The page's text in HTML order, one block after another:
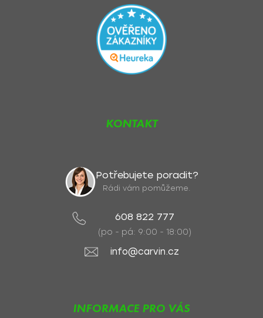
KONTAKT
Potřebujete poradit?
Rádi vám pomůžeme.
608 822 777
(po - pá: 9:00 - 18:00)
info@carvin.cz
INFORMACE PRO VÁS